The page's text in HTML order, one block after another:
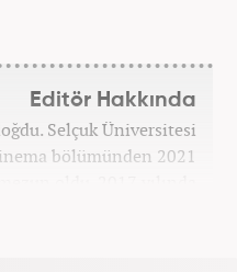
Editör Hakkında
Selçuk Üniversitesi
bölümünden 2021
oldu. 2017 yılında
spikerliği ve muhabirliği